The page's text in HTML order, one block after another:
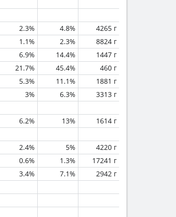
2.3% 4.8%
4265 г
1.1% 2.3%
8824 г
6.9% 14.4%
1447 г
21.7% 45.4%
460 г
5.3% 11.1%
1881 г
3% 6.3%
3313 г
6.2% 13%
1614 г
2.4% 5%
4220 г
0.6% 1.3%
17241 г
3.4% 7.1% 2942 г